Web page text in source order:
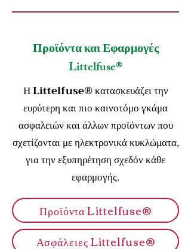
Προϊόντα και Εφαρμογές
Littelfuse®
ΗLittelfuse®κατασκευάζει την
ευρύτερη και πιο καινοτόμο γκάμα
ασφαλειών και άλλων προϊόντων που
σχετίζονται με ηλεκτρονικά κυκλώματα,
για την εξυπηρέτηση σχεδόν κάθε
εφαρμογής.
Προϊόντα Littelfuse®
Ασφάλειες Littelfuse®